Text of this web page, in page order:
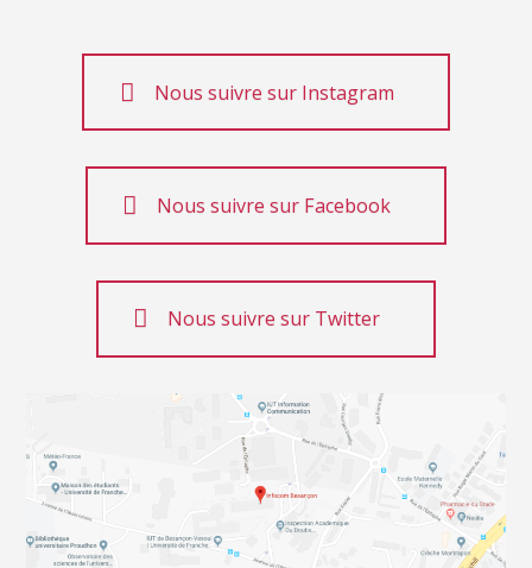
Nous suivre sur Instagram
Nous suivre sur Facebook
Nous suivre sur Twitter